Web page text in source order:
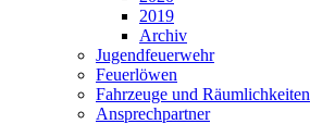
2019
Archiv
Jugendfeuerwehr
Feuerlöwen
Fahrzeuge und Räumlichkeiten
Ansprechpartner